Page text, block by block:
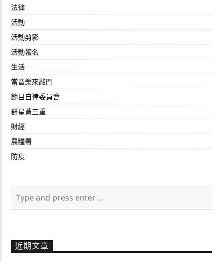
法律
活動
活動剪影
活動報名
生活
當音樂來敲門
節目自律委員會
群星薈三重
財經
農糧署
防疫
近期文章